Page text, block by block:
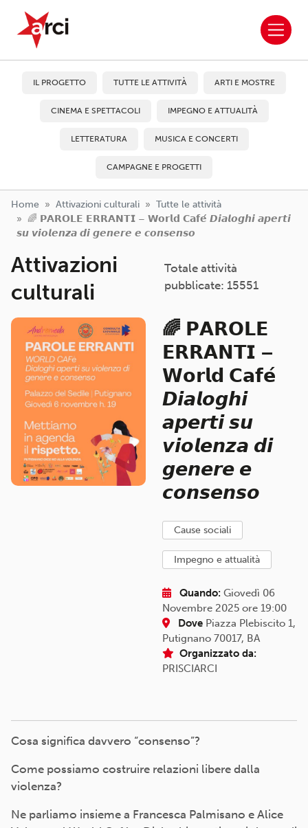
Salta al contenuto principale
ARCI APS
IL PROGETTO TUTTE LE ATTIVITÀ ARTI E MOSTRE
CINEMA E SPETTACOLI IMPEGNO E ATTUALITÀ
LETTERATURA MUSICA E CONCERTI
CAMPAGNE E PROGETTI
Home Attivazioni culturali
Tutte le attività
🌈 𝗣𝗔𝗥𝗢𝗟𝗘 𝗘𝗥𝗥𝗔𝗡𝗧𝗜 – 𝗪𝗼𝗿𝗹𝗱 𝗖𝗮𝗳𝗲́ 𝘿𝙞𝙖𝙡𝙤𝙜𝙝𝙞 𝙖𝙥𝙚𝙧𝙩𝙞
𝙨𝙪 𝙫𝙞𝙤𝙡𝙚𝙣𝙯𝙖 𝙙𝙞 𝙜𝙚𝙣𝙚𝙧𝙚 𝙚 𝙘𝙤𝙣𝙨𝙚𝙣𝙨𝙤
Attivazioni
culturali
Totale attività
pubblicate: 15551
🌈 𝗣𝗔𝗥𝗢𝗟𝗘
𝗘𝗥𝗥𝗔𝗡𝗧𝗜 –
𝗪𝗼𝗿𝗹𝗱 𝗖𝗮𝗳𝗲́
𝘿𝙞𝙖𝙡𝙤𝙜𝙝𝙞
𝙖𝙥𝙚𝙧𝙩𝙞 𝙨𝙪
𝙫𝙞𝙤𝙡𝙚𝙣𝙯𝙖 𝙙𝙞
𝙜𝙚𝙣𝙚𝙧𝙚 𝙚
𝙘𝙤𝙣𝙨𝙚𝙣𝙨𝙤
cause sociali
impegno e attualità
Quando: Giovedì 06
Novembre 2025 ore 19:00
Dove Piazza Plebiscito 1,
Putignano 70017, BA
Organizzato da:
PRISCIARCI
Cosa significa davvero “consenso”?
Come possiamo costruire relazioni libere dalla
violenza?
Ne parliamo insieme a Francesca Palmisano e Alice